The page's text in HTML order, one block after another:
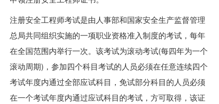
注册安全工程师考试是由人事部和国家安全生产监督管理
总局共同组织实施的一项职业资格准入制度的考试，每年
在全国范围内举行一次。该考试为滚动考试(每四年为一个
滚动周期)，参加四个科目考试的人员必须在任意连续四个
考试年度内通过全部应试科目，免试部分科目的人员必须
在一个考试年度内通过应试科目的考试，方可取得，该证